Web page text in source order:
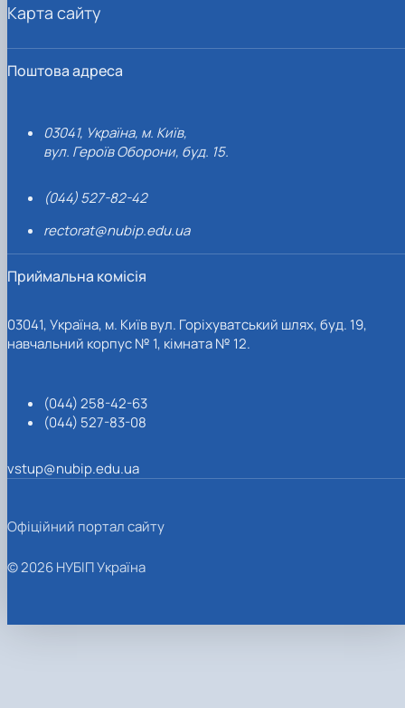
Поштова адреса
03041, Україна, м. Київ,
вул. Героїв Оборони, буд. 15.
(044) 527-82-42
rectorat@nubip.edu.ua
Приймальна комісія
03041, Україна, м. Київ вул. Горіхуватський шлях, буд. 19,
навчальний корпус № 1, кімната № 12.
(044) 258-42-63
(044) 527-83-08
vstup@nubip.edu.ua
Карта сайту
Офіційний портал сайту
© 2026 НУБІП Україна